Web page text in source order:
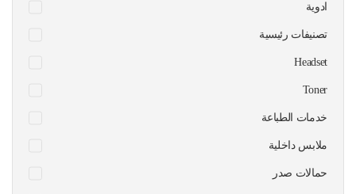
ادوية
تصنيفات رئيسية
Headset
Toner
خدمات الطباعة
ملابس داخلية
حمالات صدر